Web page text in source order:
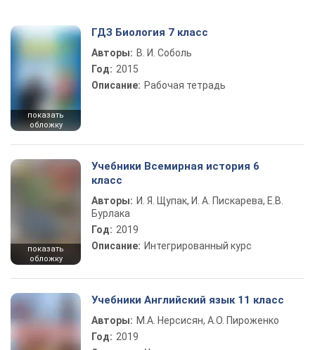
показать
обложку
ГДЗ Биология 7 класс
Авторы: В. И. Соболь
Год: 2015
Описание: Рабочая тетрадь
показать
обложку
Учебники Всемирная история 6
класс
Авторы: И. Я. Щупак, И. А. Пискарева, Е.В.
Бурлака
Год: 2019
Описание: Интегрированный курс
Учебники Английский язык 11 класс
Авторы: М.А. Нерсисян, А.О. Пироженко
Год: 2019